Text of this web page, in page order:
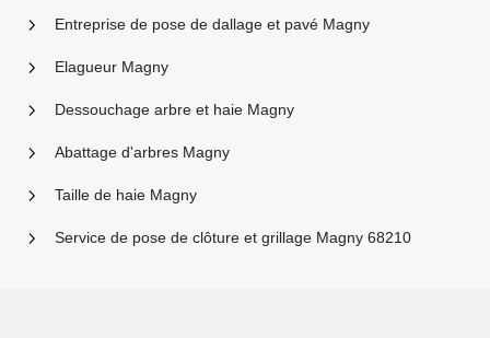
Entreprise de pose de dallage et pavé Magny
Elagueur Magny
Dessouchage arbre et haie Magny
Abattage d'arbres Magny
Taille de haie Magny
Service de pose de clôture et grillage Magny 68210